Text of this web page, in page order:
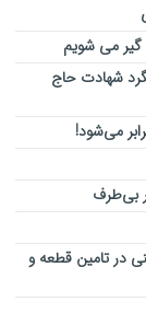
می شویم
شهادت حاج
بی‌طرف
در تامین قطعه و